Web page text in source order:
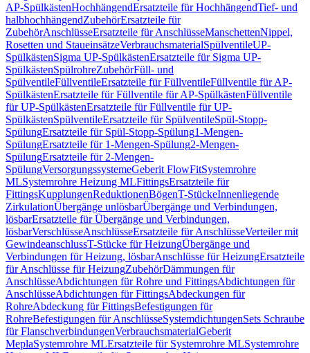
AP-SpülkästenHochhängendErsatzteile für HochhängendTief- und
halbhochhängendZubehörErsatzteile für
ZubehörAnschlüsseErsatzteile für AnschlüsseManschettenNippel,
Rosetten und StaueinsätzeVerbrauchsmaterialSpülventileUP-
SpülkästenSigma UP-SpülkästenErsatzteile für Sigma UP-
SpülkästenSpülrohreZubehörFüll- und
SpülventileFüllventileErsatzteile für FüllventileFüllventile für AP-
SpülkästenErsatzteile für Füllventile für AP-SpülkästenFüllventile
für UP-SpülkästenErsatzteile für Füllventile für UP-
SpülkästenSpülventileErsatzteile für SpülventileSpül-Stopp-
SpülungErsatzteile für Spül-Stopp-Spülung1-Mengen-
SpülungErsatzteile für 1-Mengen-Spülung2-Mengen-
SpülungErsatzteile für 2-Mengen-
SpülungVersorgungssystemeGeberit FlowFitSystemrohre
MLSystemrohre Heizung MLFittingsErsatzteile für
FittingsKupplungenReduktionenBögenT-StückeInnenliegende
ZirkulationÜbergänge unlösbarÜbergänge und Verbindungen,
lösbarErsatzteile für Übergänge und Verbindungen,
lösbarVerschlüsseAnschlüsseErsatzteile für AnschlüsseVerteiler mit
GewindeanschlussT-Stücke für HeizungÜbergänge und
Verbindungen für Heizung, lösbarAnschlüsse für HeizungErsatzteile
für Anschlüsse für HeizungZubehörDämmungen für
AnschlüsseAbdichtungen für Rohre und FittingsAbdichtungen für
AnschlüsseAbdichtungen für FittingsAbdeckungen für
RohreAbdeckung für FittingsBefestigungen für
RohreBefestigungen für AnschlüsseSystemdichtungenSets Schraube
für FlanschverbindungenVerbrauchsmaterialGeberit
MeplaSystemrohre MLErsatzteile für Systemrohre MLSystemrohre